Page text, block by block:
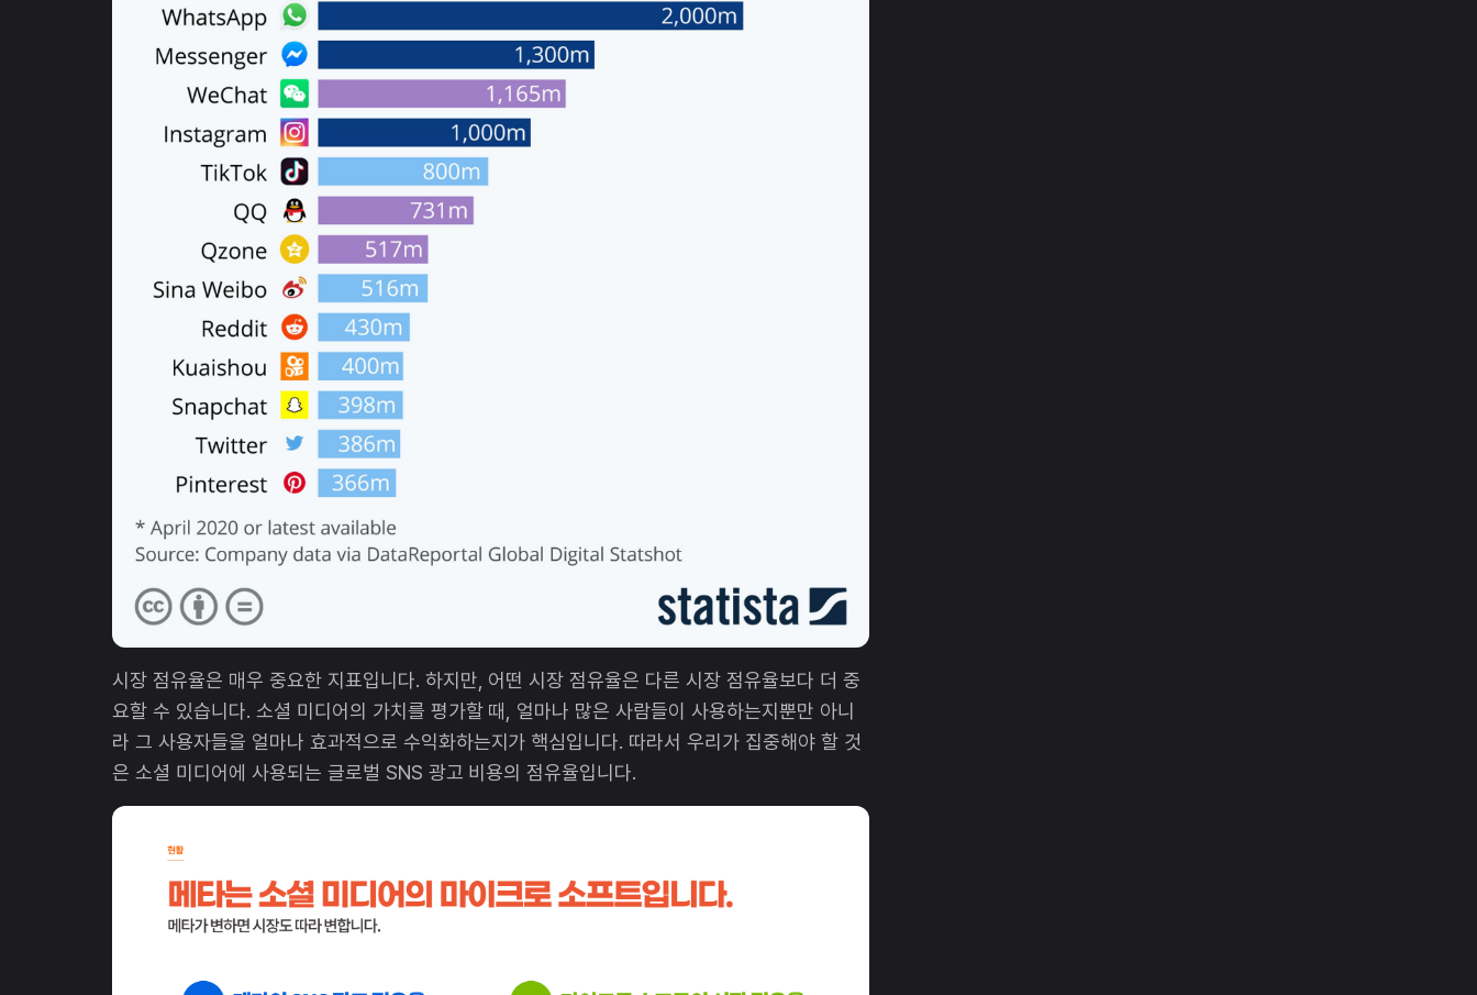
시장 점유율은 매우 중요한 지표입니다. 하지만, 어떤 시장 점유율은 다른 시장 점유율보다 더 중
요할 수 있습니다. 소셜 미디어의 가치를 평가할 때, 얼마나 많은 사람들이 사용하는지뿐만 아니
라 그 사용자들을 얼마나 효과적으로 수익화하는지가 핵심입니다. 따라서 우리가 집중해야 할 것
은 소셜 미디어에 사용되는 글로벌 SNS 광고 비용의 점유율입니다.